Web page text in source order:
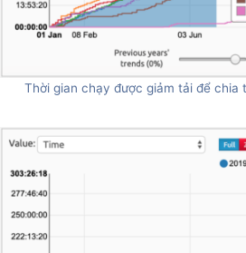
Thời gian chạy được giảm tải để chia